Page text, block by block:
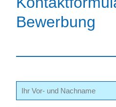
Bewerbung